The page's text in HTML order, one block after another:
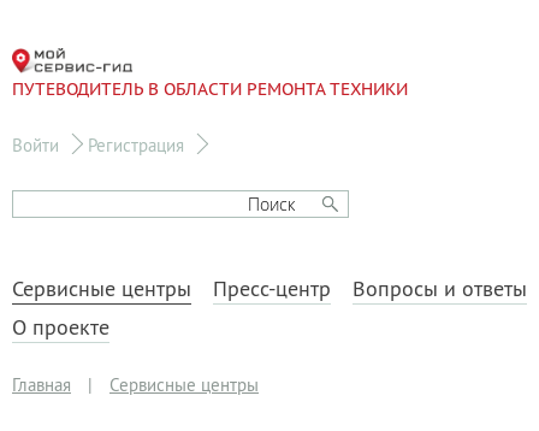
ПУТЕВОДИТЕЛЬ В ОБЛАСТИ РЕМОНТА ТЕХНИКИ
Войти Регистрация
Сервисные центры Пресс-центр
Вопросы и ответы
О проекте
Главная | Сервисные центры